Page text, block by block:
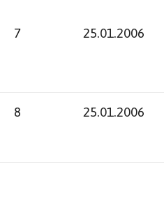
7 25.01.2006
8 25.01.2006